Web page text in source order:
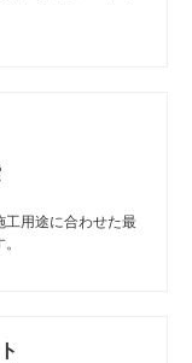
工用途に合わせた最